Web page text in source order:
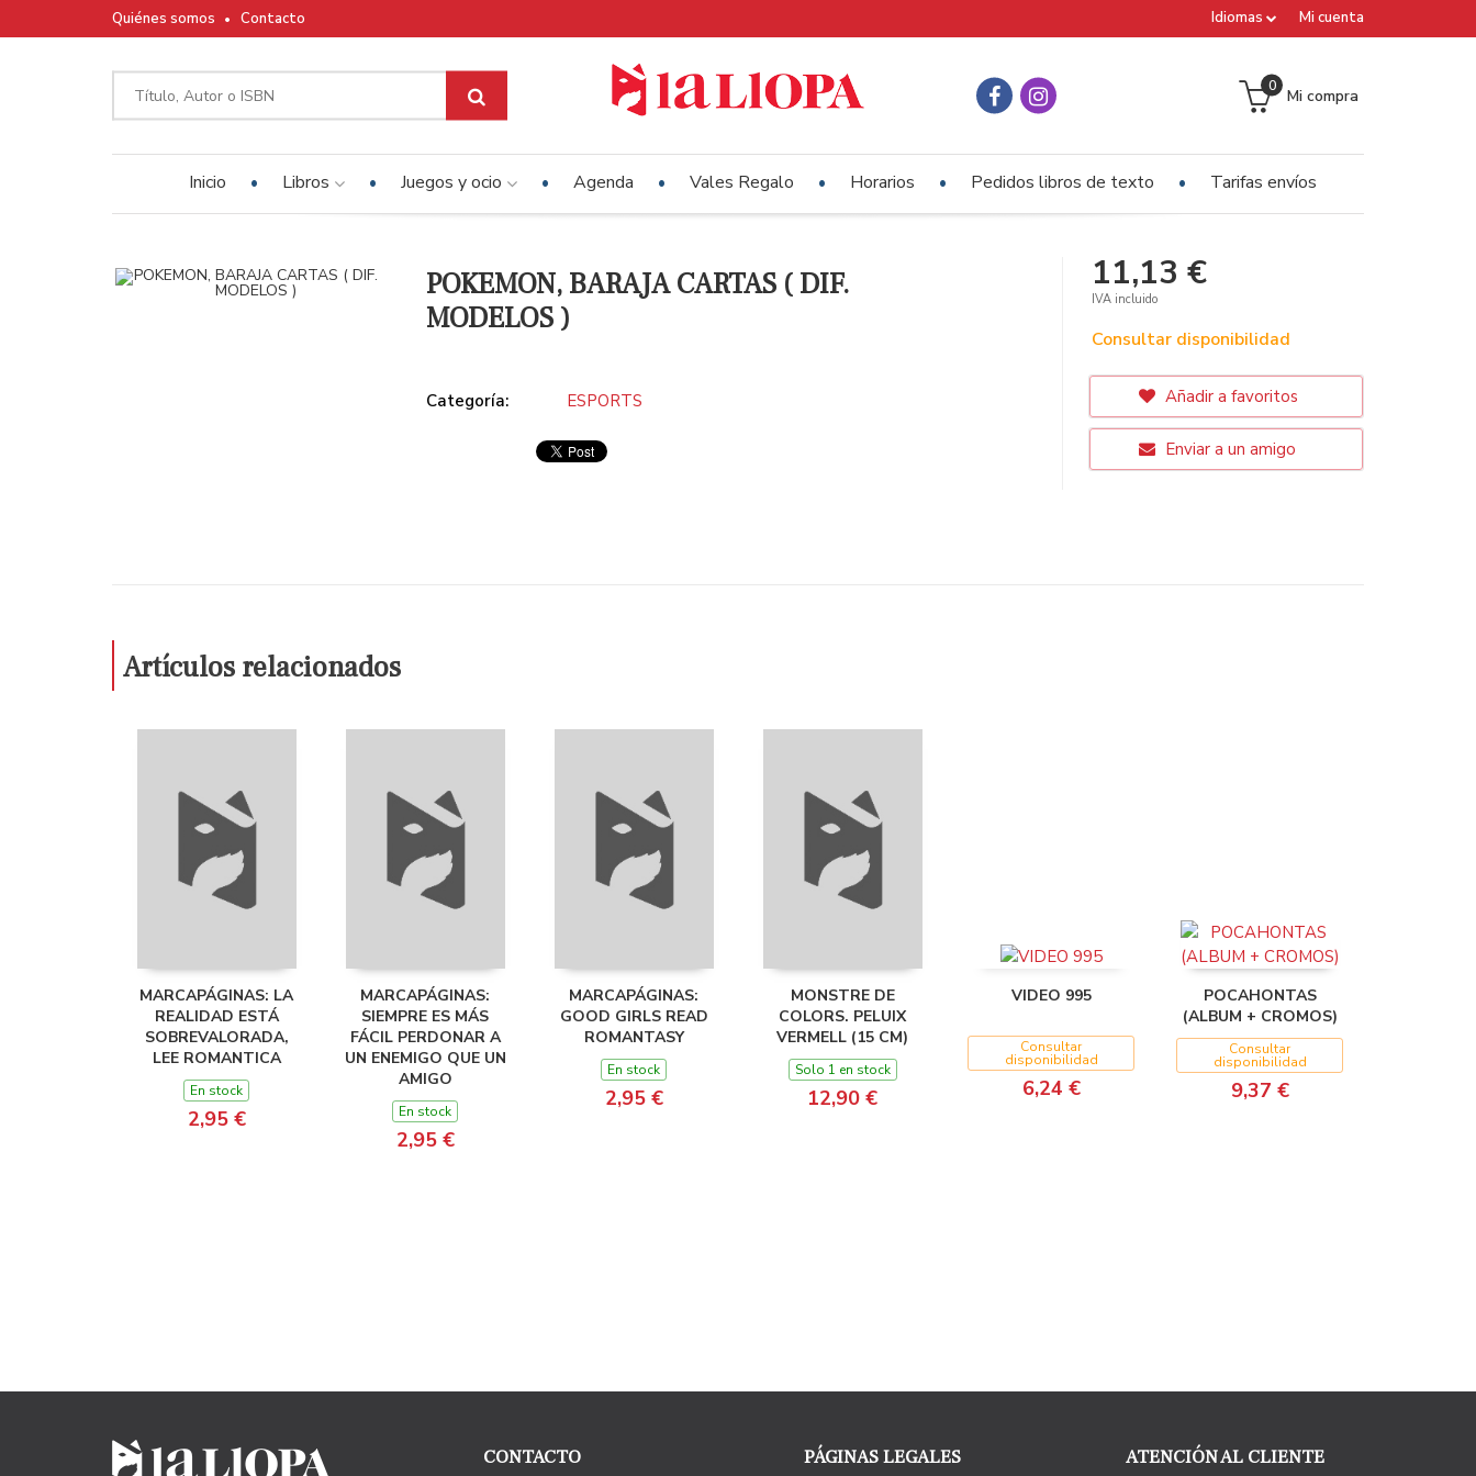
Mi cuenta
Idiomas
Quiénes somos Contacto
Mi compra
0
Inicio Libros Juegos y ocio Agenda Vales Regalo Horarios Pedidos libros de texto Tarifas envíos
POKEMON, BARAJA CARTAS ( DIF.
MODELOS )
Categoría: ESPORTS
11,13 €
IVA incluido
Consultar disponibilidad
Añadir a favoritos
Enviar a un amigo
Artículos relacionados
MARCAPÁGINAS: LA
REALIDAD ESTÁ
SOBREVALORADA,
LEE ROMANTICA
En stock
2,95 €
MARCAPÁGINAS:
SIEMPRE ES MÁS
FÁCIL PERDONAR A
UN ENEMIGO QUE UN
AMIGO
En stock
2,95 €
MARCAPÁGINAS:
GOOD GIRLS READ
ROMANTASY
En stock
2,95 €
MONSTRE DE
COLORS. PELUIX
VERMELL (15 CM)
Solo 1 en stock
12,90 €
VIDEO 995
Consultar
disponibilidad
6,24 €
POCAHONTAS
(ALBUM + CROMOS)
Consultar
disponibilidad
9,37 €
CONTACTO PÁGINAS LEGALES ATENCIÓN AL CLIENTE